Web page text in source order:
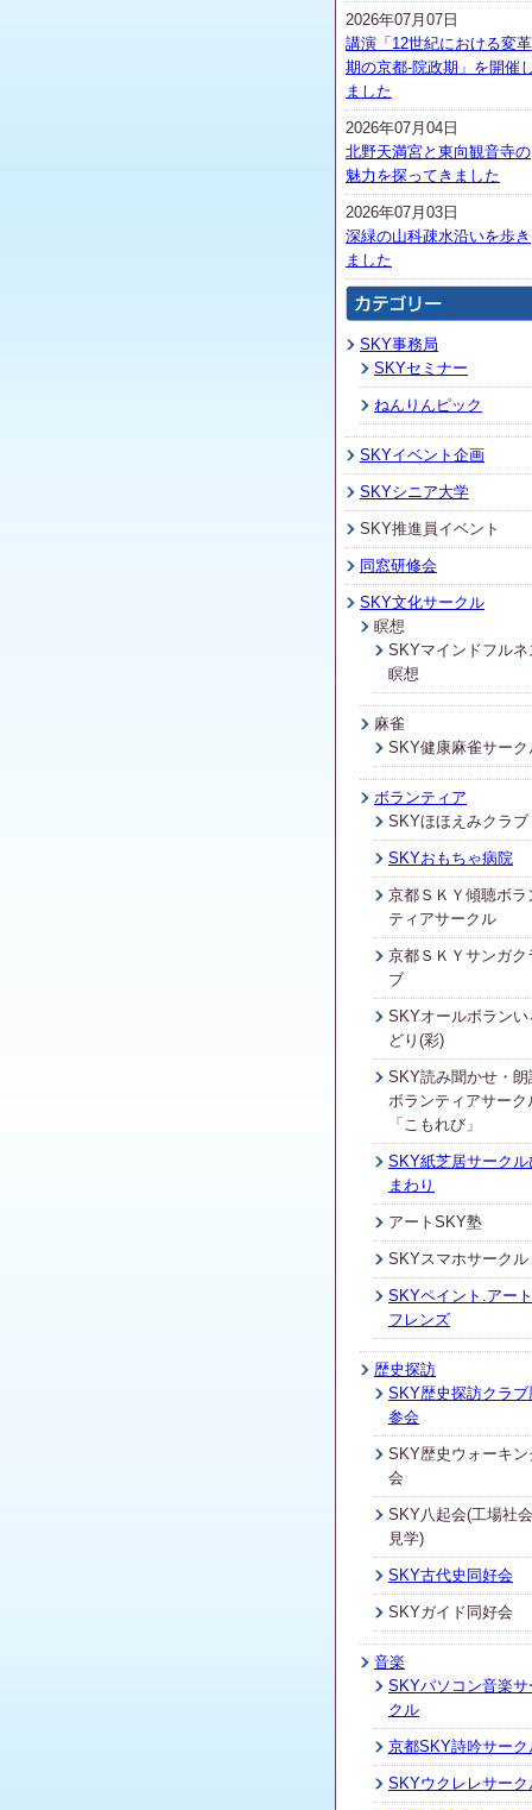
2026年07月07日
講演「12世紀における変革
期の京都-院政期」を開催し
ました
2026年07月04日
北野天満宮と東向観音寺の
魅力を探ってきました
2026年07月03日
深緑の山科疎水沿いを歩き
ました
SKY事務局
SKYセミナー
ねんりんピック
SKYイベント企画
SKYシニア大学
SKY推進員イベント
同窓研修会
SKY文化サークル
瞑想
SKYマインドフルネ
瞑想
麻雀
SKY健康麻雀サーク
ボランティア
SKYほほえみクラブ
SKYおもちゃ病院
京都ＳＫＹ傾聴ボラ
ティアサークル
京都ＳＫＹサンガク
ブ
SKYオールボランい
どり(彩)
SKY読み聞かせ・朗
ボランティアサーク
「こもれび」
SKY紙芝居サークル
まわり
アートSKY塾
SKYスマホサークル
SKYペイント.アー
フレンズ
歴史探訪
SKY歴史探訪クラブ
参会
SKY歴史ウォーキン
会
SKY八起会(工場社会
見学)
SKY古代史同好会
SKYガイド同好会
音楽
SKYパソコン音楽サ
クル
京都SKY詩吟サーク
SKYウクレレサーク